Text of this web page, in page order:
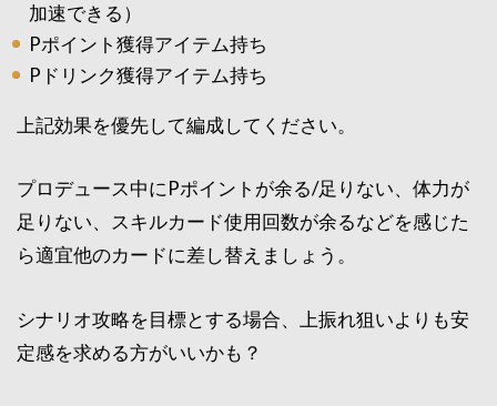
加速できる）
Pポイント獲得アイテム持ち
Pドリンク獲得アイテム持ち
上記効果を優先して編成してください。
プロデュース中にPポイントが余る/足りない、体力が
足りない、スキルカード使用回数が余るなどを感じた
ら適宜他のカードに差し替えましょう。
シナリオ攻略を目標とする場合、上振れ狙いよりも安
定感を求める方がいいかも？